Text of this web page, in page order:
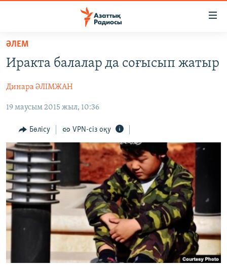
Skip
main
Skip
to
Navigation
Skip
to
Search
ЖАҢАЛЫҚТАР
САЯСАТ
AZATTYQTV
ҚАҢТАР ОҚИҒАСЫ
АДАМ ҚҰҚЫҚТАРЫ
ӘЛЕУМЕТ
ӘЛЕМ
АРНАЙЫ ЖОБАЛАР
Русский
ЖАЗЫЛЫҢЫЗ
ӘЛЕМ
Иракта балалар да соғысып жатыр
Динара ӘЛІМЖАН
19 маусым 2015 жыл, 10:36
Бөлісу VPN-сіз оқу